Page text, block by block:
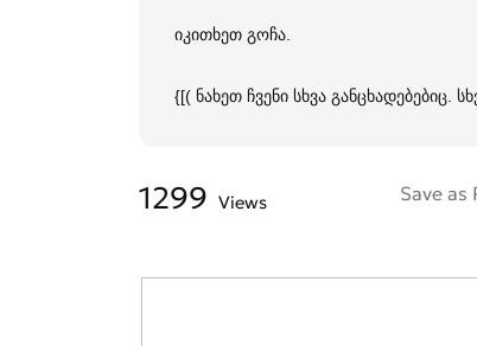
იკითხეთ გოჩა.
{[( ნახეთ ჩვენი სხვა განცხადებებიც.
Save as
1299 Views